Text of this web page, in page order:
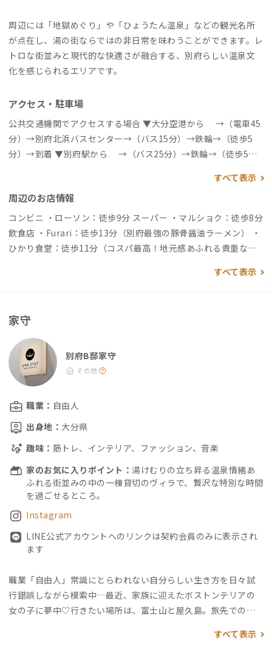
周辺には「地獄めぐり」や「ひょうたん温泉」などの観光名所
が点在し、湯の街ならではの非日常を味わうことができます。レ
トロな街並みと現代的な快適さが融合する、別府らしい温泉文
化を感じられるエリアです。
アクセス・駐車場
公共交通機関でアクセスする場合 ▼大分空港から →（電車45
分）→別府北浜バスセンター→（バス15分）→鉄輪→（徒歩5
分）→到着 ▼別府駅から →（バス25分）→鉄輪→（徒歩5
般道＋高速道50分）→別府IC→（一般道10分）→到着 ▼JR別府
駅から →（一般道20分）→到着
すべて表示
周辺のお店情報
コンビニ ・ローソン：徒歩9分 スーパー ・マルショク：徒歩8分
飲食店 ・Furari：徒歩13分（別府最強の豚骨醤油ラーメン） ・
ひかり食堂：徒歩11分（コスパ最高！地元感あふれる貴重な大
円） ・すじ湯温泉：徒歩9分（100円） ・鉄輪むし湯：徒歩7分
（700円） ・熱の湯温泉：徒歩8分（無料） ・渋の湯：徒歩7分
（100円） ・地獄原温泉：徒歩5分（100円） ・上人湯：徒歩9
分（100円） ・谷の湯：徒歩7分（150円） その他 ・かまど地
獄：徒歩15分（観光名所）
すべて表示
家守
別府B邸家守
その他
職業： 自由人
出身地： 大分県
趣味： 筋トレ、インテリア、ファッション、音楽
家のお気に入りポイント： 湯けむりの立ち昇る温泉情緒あ
ふれる街並みの中の一棟貸切のヴィラで、贅沢な特別な時間
を過ごせるところ。
Instagram
LINE公式アカウントへのリンクは契約会員のみに表示され
ます
職業「自由人」 常識にとらわれない自分らしい生き方を日々試
行錯誤しながら模索中…最近、家族に迎えたボストンテリアの
女の子に夢中♡行きたい場所は、富士山と屋久島。 旅先での新
良い空間を通じて、会員さんにとっても「ちょっといい日常」に
すべて表示